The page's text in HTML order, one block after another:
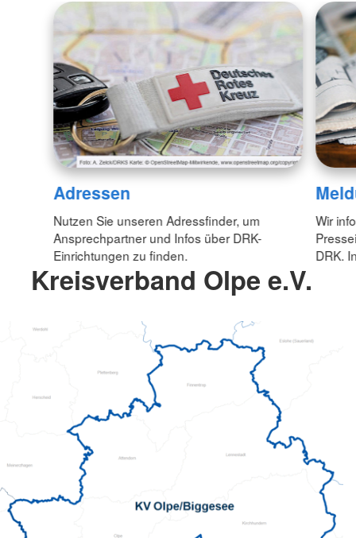
Adressen
Nutzen Sie unseren Adressfinder, um
Ansprechpartner und Infos über DRK-
Einrichtungen zu finden.
Wir
DRK.
Kreisverband Olpe e.V.